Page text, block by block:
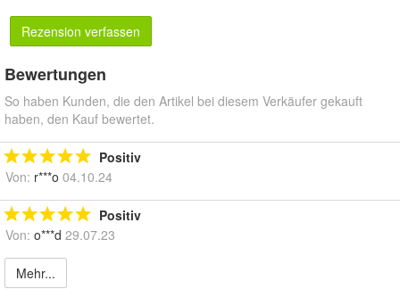
Rezension verfassen
Bewertungen
So haben Kunden, die den Artikel bei diesem Verkäufer gekauft
haben, den Kauf bewertet.
Positiv
Von: r***o 04.10.24
Positiv
Von: o***d 29.07.23
Mehr...